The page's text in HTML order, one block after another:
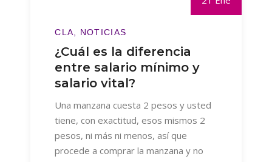
CLA NOTICIAS
¿Cuál es la diferencia
entre salario mínimo y
salario vital?
Una manzana cuesta 2 pesos y usted
tiene, con exactitud, esos mismos 2
pesos, ni más ni menos, así que
procede a comprar la manzana y no